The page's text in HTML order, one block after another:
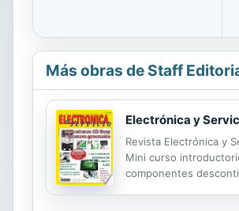
Más obras de Staff
Electrónica y
Revista Electrónica y
Mini curso
componentes